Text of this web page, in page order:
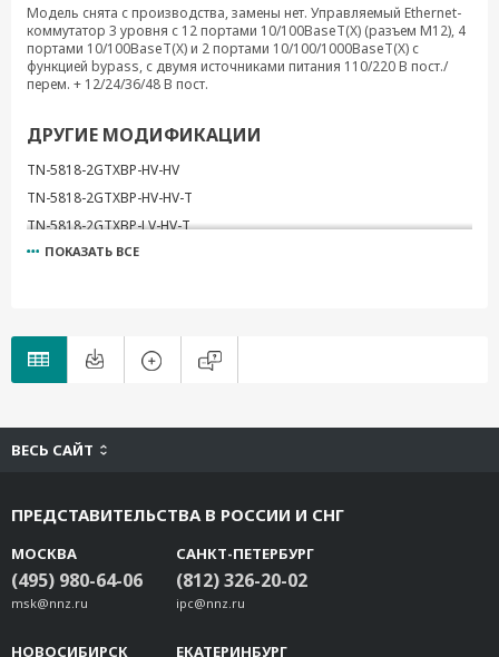
Модель снята с производства, замены нет. Управляемый Ethernet-
коммутатор 3 уровня с 12 портами 10/100BaseT(X) (разъем M12), 4
портами 10/100BaseT(X) и 2 портами 10/100/1000BaseT(X) с
функцией bypass, с двумя источниками питания 110/220 В пост./
перем. + 12/24/36/48 В пост.
ДРУГИЕ МОДИФИКАЦИИ
TN-5818-2GTXBP-HV-HV
TN-5818-2GTXBP-HV-HV-T
TN-5818-2GTXBP-LV-HV-T
TN-5818-2GTXBP-LV-LV
TN-5818-2GTXBP-LV-MV-T
TN-5818-2GTXBP-MV-HV
TN-5818-2GTXBP-MV-MV-T
ПОКАЗАТЬ ВСЕ
ВЕСЬ САЙТ
ПРЕДСТАВИТЕЛЬСТВА В РОССИИ И СНГ
МОСКВА
(495) 980-64-06
msk@nnz.ru
САНКТ-ПЕТЕРБУРГ
(812) 326-20-02
ipc@nnz.ru
НОВОСИБИРСК ЕКАТЕРИНБУРГ